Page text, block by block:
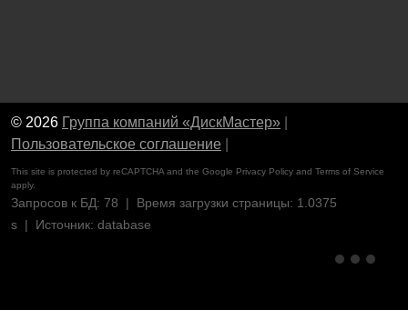
© 2026 Группа компаний «ДискМастер»
Пользовательское соглашение
This site is protected by reCAPTCHA and the Google Privacy Policy and Terms of Service
apply.
Запросов к БД: 78 | Время загрузки страницы: 1.0375
s | Источник: database